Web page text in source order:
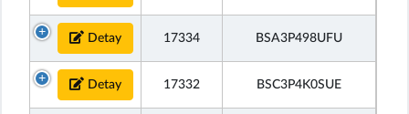
Detay 17334 BSA3P498UFU
Detay 17332 BSC3P4K0SUE